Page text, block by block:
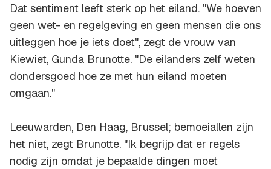
Dat sentiment leeft sterk op het eiland. "We hoeven
geen wet- en regelgeving en geen mensen die ons
uitleggen hoe je iets doet", zegt de vrouw van
Kiewiet, Gunda Brunotte. "De eilanders zelf weten
dondersgoed hoe ze met hun eiland moeten
omgaan."
Leeuwarden, Den Haag, Brussel; bemoeiallen zijn
het niet, zegt Brunotte. "Ik begrijp dat er regels
nodig zijn omdat je bepaalde dingen moet